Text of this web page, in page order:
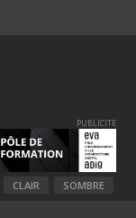
PUBLICITE
CLAIR SOMBRE